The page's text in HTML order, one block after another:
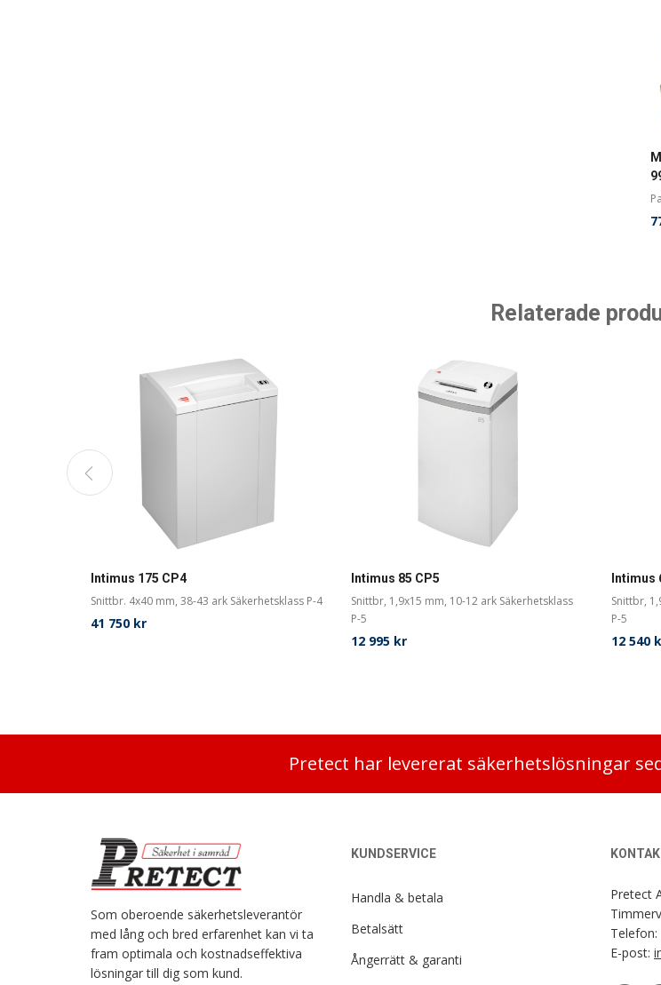
Relaterade
Intimus 175 CP4
Snittbr. 4x40 mm, 38-43 ark Säkerhetsklass P-4
41 750 kr
Intimus 85 CP5
Snittbr, 1,9x15 mm, 10-12 ark Säkerhetsklass
P-5
12 995 kr
Intimus
Snittbr,
P-5
12 540
Pretect har levererat säkerhetslösningar
Som oberoende säkerhetsleverantör
med lång och bred erfarenhet kan vi ta
fram optimala och kostnadseffektiva
lösningar till dig som kund.
KUNDSERVICE
Handla & betala
Betalsätt
Ångerrätt & garanti
Pretect
Telefon:
E-post: